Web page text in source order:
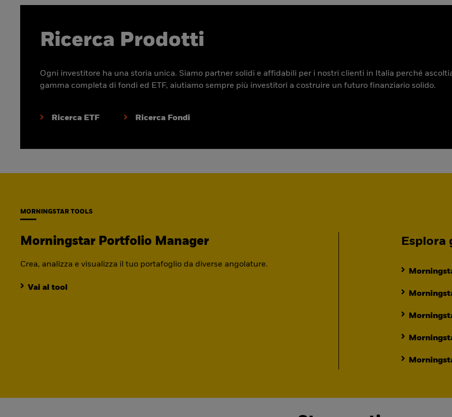
Ricerca Prodotti
Ogni investitore ha una storia unica. Siamo partner solidi e affidabili per i nostri clienti in Italia perché
gamma completa di fondi ed ETF, aiutiamo sempre più investitori a costruire un futuro finanziario solido.
Ricerca ETF Ricerca Fondi
MORNINGSTAR TOOLS
Morningstar Portfolio Manager
Crea, analizza e visualizza il tuo portafoglio da diverse angolature.
Vai al tool
Esplora